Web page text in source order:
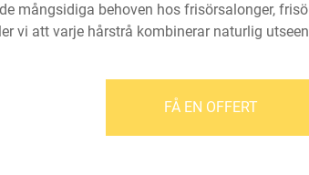
mångsidiga behoven hos frisörsalonger,
vi att varje hårstrå kombinerar naturlig
FÅ EN OFFERT